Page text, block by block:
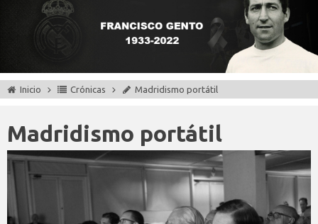
Inicio Crónicas Madridismo portátil
Madridismo portátil